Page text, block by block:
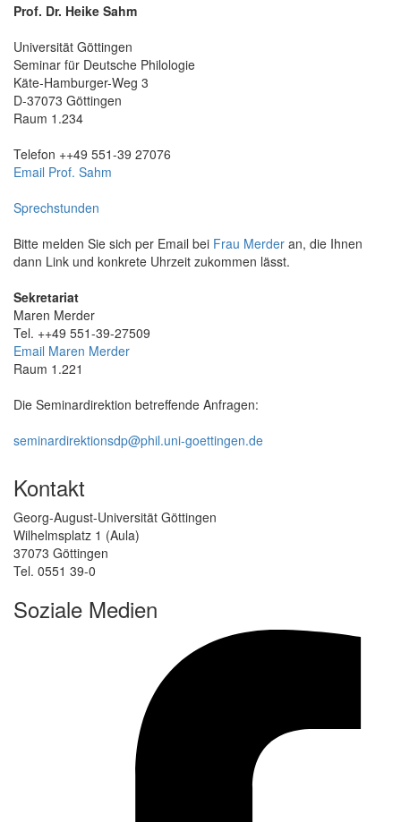
Prof. Dr. Heike Sahm
Universität Göttingen
Seminar für Deutsche Philologie
Käte-Hamburger-Weg 3
D-37073 Göttingen
Raum 1.234
Telefon ++49 551-39 27076
Email Prof. Sahm
Sprechstunden
Bitte melden Sie sich per Email bei Frau Merder an, die Ihnen
dann Link und konkrete Uhrzeit zukommen lässt.
Sekretariat
Maren Merder
Tel. ++49 551-39-27509
Email Maren Merder
Raum 1.221
Die Seminardirektion betreffende Anfragen:
seminardirektionsdp@phil.uni-goettingen.de
Kontakt
Georg-August-Universität Göttingen
Wilhelmsplatz 1 (Aula)
37073 Göttingen
Tel. 0551 39-0
Soziale Medien